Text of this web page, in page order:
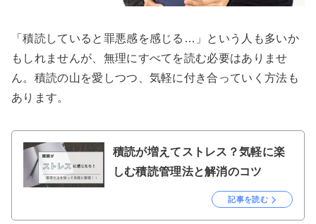
「積読していると罪悪感を感じる…」という人も多いか
もしれませんが、無理にすべてを読む必要はありませ
ん。積読の山を愛しつつ、気軽に付き合っていく方法も
あります。
積読が増えてストレス？気軽に楽
しむ積読管理法と解消のコツ
記事を読む